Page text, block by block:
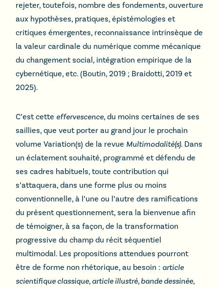
rejeter, toutefois, nombre des fondements, ouverture
aux hypothèses, pratiques, épistémologies et
critiques émergentes, reconnaissance intrinsèque de
la valeur cardinale du numérique comme mécanique
du changement social, intégration empirique de la
cybernétique, etc. (Boutin, 2019 ; Braidotti, 2019 et
2025).
C’est cette effervescence, du moins certaines de ses
saillies, que veut porter au grand jour le prochain
volume Variation(s) de la revue Multimodalité(s). Dans
un éclatement souhaité, programmé et défendu de
ses cadres habituels, toute contribution qui
s’attaquera, dans une forme plus ou moins
conventionnelle, à l’une ou l’autre des ramifications
du présent questionnement, sera la bienvenue afin
de témoigner, à sa façon, de la transformation
progressive du champ du récit séquentiel
multimodal. Les propositions attendues pourront
être de forme non rhétorique, au besoin : article
scientifique classique, article illustré, bande dessinée,